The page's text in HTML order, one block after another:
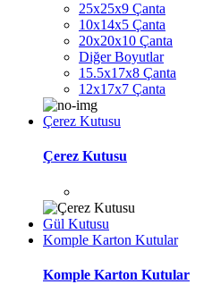
25x25x9 Çanta
10x14x5 Çanta
20x20x10 Çanta
Diğer Boyutlar
15.5x17x8 Çanta
12x17x7 Çanta
Çerez Kutusu
Çerez Kutusu
Gül Kutusu
Komple Karton Kutular
Komple Karton Kutular